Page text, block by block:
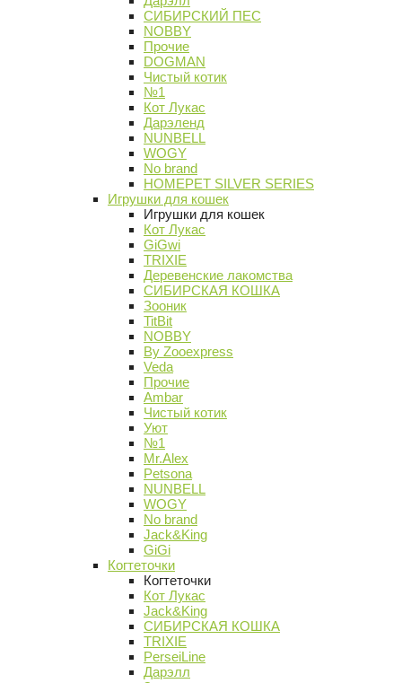
СИБИРСКИЙ ПЕС
NOBBY
Прочие
DOGMAN
Чистый котик
№1
Кот Лукас
Дарэленд
NUNBELL
WOGY
No brand
HOMEPET SILVER SERIES
Игрушки для кошек
Игрушки для кошек
Кот Лукас
GiGwi
TRIXIE
Деревенские лакомства
СИБИРСКАЯ КОШКА
Зооник
TitBit
NOBBY
By Zooexpress
Veda
Прочие
Ambar
Чистый котик
Уют
№1
Mr.Alex
Petsona
NUNBELL
WOGY
No brand
Jack&King
GiGi
Когтеточки
Когтеточки
Кот Лукас
Jack&King
СИБИРСКАЯ КОШКА
TRIXIE
PerseiLine
Дарэлл